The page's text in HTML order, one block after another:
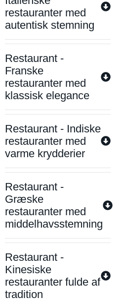
restauranter med
autentisk stemning
Restaurant -
Franske
restauranter med
klassisk elegance
Restaurant - Indiske
restauranter med
varme krydderier
Restaurant -
Græske
restauranter med
middelhavsstemning
Restaurant -
Kinesiske
restauranter fulde af
tradition